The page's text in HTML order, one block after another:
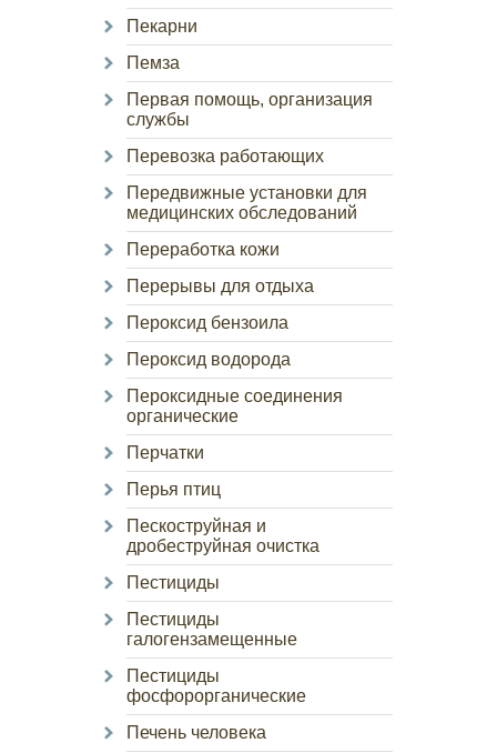
Пекарни
Пемза
Первая помощь, организация
службы
Перевозка работающих
Передвижные установки для
медицинских обследований
Переработка кожи
Перерывы для отдыха
Пероксид бензоила
Пероксид водорода
Пероксидные соединения
органические
Перчатки
Перья птиц
Пескоструйная и
дробеструйная очистка
Пестициды
Пестициды
галогензамещенные
Пестициды
фосфорорганические
Печень человека